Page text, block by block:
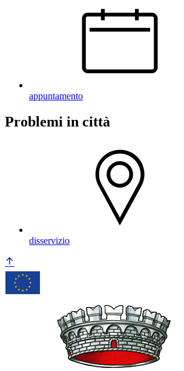
appuntamento
Problemi in città
disservizio